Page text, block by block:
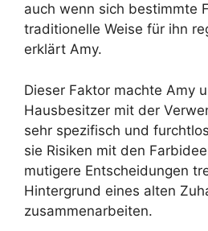
auch wenn sich bestimmte
traditionelle Weise für ihn
erklärt Amy.
Dieser Faktor machte Amy
Hausbesitzer mit der
sehr spezifisch und
sie Risiken mit den
mutigere Entscheidungen
Hintergrund eines alten
zusammenarbeiten.